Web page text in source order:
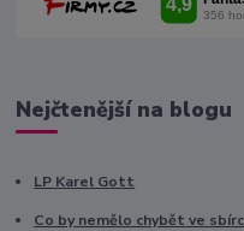
Nejčtenější na blogu
LP Karel Gott
Co by nemělo chybět ve